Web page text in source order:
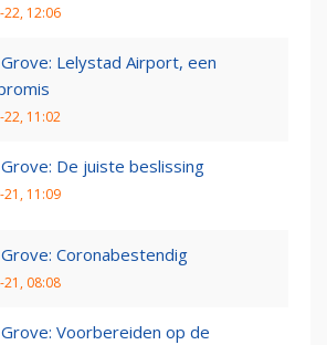
22, 12:06
Grove: Lelystad Airport, een
22, 11:02
Grove: De juiste beslissing
21, 11:09
Coronabestendig
21, 08:08
Grove: Voorbereiden op de